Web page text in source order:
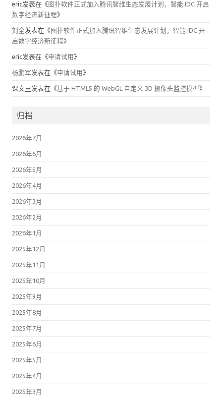
eric发表在《 图扑软件正式加入腾讯智维生态发展计划，智能 IDC 开启
数字经济新征程》
刘全发表在《 图扑软件正式加入腾讯智维生态发展计划，智能 IDC 开
启数字经济新征程》
eric发表在《申请试用 》
杨鹏军发表在《申请试用 》
课文里发表在《基于 HTML5 的 WebGL 自定义 3D 摄像头监控模型》
归档
2026年7月
2026年6月
2026年5月
2026年4月
2026年3月
2026年2月
2026年1月
2025年12月
2025年11月
2025年10月
2025年9月
2025年8月
2025年7月
2025年6月
2025年5月
2025年4月
2025年3月